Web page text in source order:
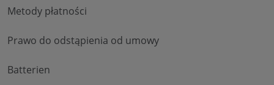
Metody płatności
Prawo do odstąpienia od umowy
Batterien